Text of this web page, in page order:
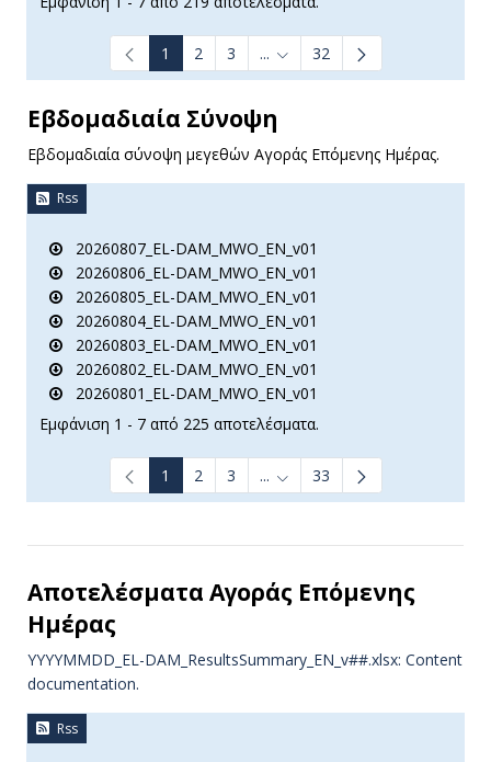
1 2 3 ... Ενδιάμεσες σελίδες Use
32
Εβδομαδιαία Σύνοψη
Εβδομαδιαία σύνοψη μεγεθών Αγοράς Επόμενης Ημέρας.
Rss
20260807_EL-DAM_MWO_EN_v01
20260806_EL-DAM_MWO_EN_v01
20260805_EL-DAM_MWO_EN_v01
20260804_EL-DAM_MWO_EN_v01
20260803_EL-DAM_MWO_EN_v01
20260802_EL-DAM_MWO_EN_v01
20260801_EL-DAM_MWO_EN_v01
Εμφάνιση 1 - 7 από 225 αποτελέσματα.
1 2 3 ... Ενδιάμεσες σελίδες Use
33
Αποτελέσματα Aγοράς Επόμενης
Ημέρας
YYYYMMDD_EL-DAM_ResultsSummary_EN_v##.xlsx: Content
documentation.
Rss